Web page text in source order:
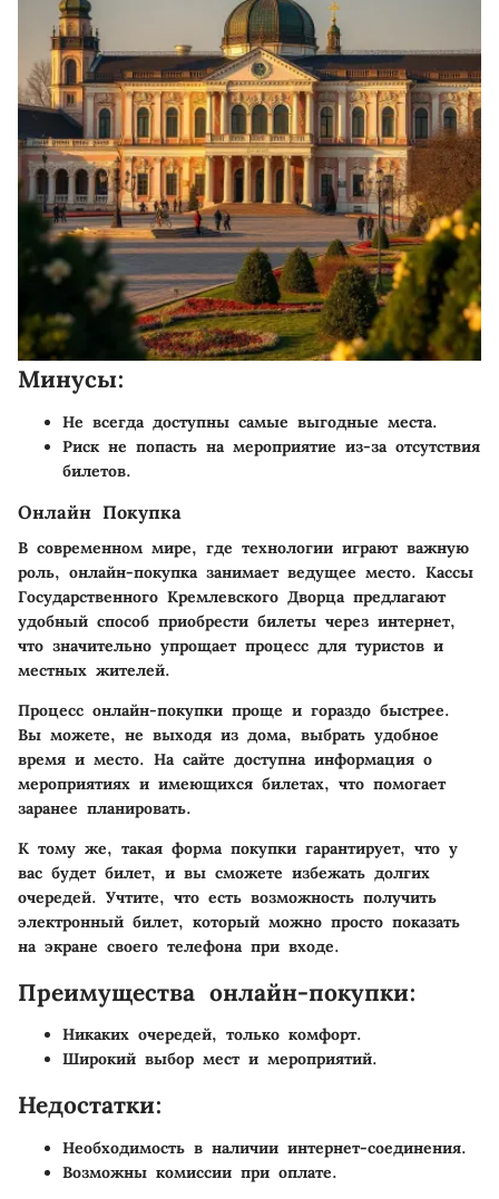
Минусы:
Не всегда доступны самые выгодные места.
Риск не попасть на мероприятие из-за отсутствия
билетов.
Онлайн Покупка
В современном мире, где технологии играют важную
роль, онлайн-покупка занимает ведущее место. Кассы
Государственного Кремлевского Дворца предлагают
удобный способ приобрести билеты через интернет,
что значительно упрощает процесс для туристов и
местных жителей.
Процесс онлайн-покупки проще и гораздо быстрее.
Вы можете, не выходя из дома, выбрать удобное
время и место. На сайте доступна информация о
мероприятиях и имеющихся билетах, что помогает
заранее планировать.
К тому же, такая форма покупки гарантирует, что у
вас будет билет, и вы сможете избежать долгих
очередей. Учтите, что есть возможность получить
электронный билет, который можно просто показать
на экране своего телефона при входе.
Преимущества онлайн-покупки:
Никаких очередей, только комфорт.
Широкий выбор мест и мероприятий.
Недостатки:
Необходимость в наличии интернет-соединения.
Возможны комиссии при оплате.